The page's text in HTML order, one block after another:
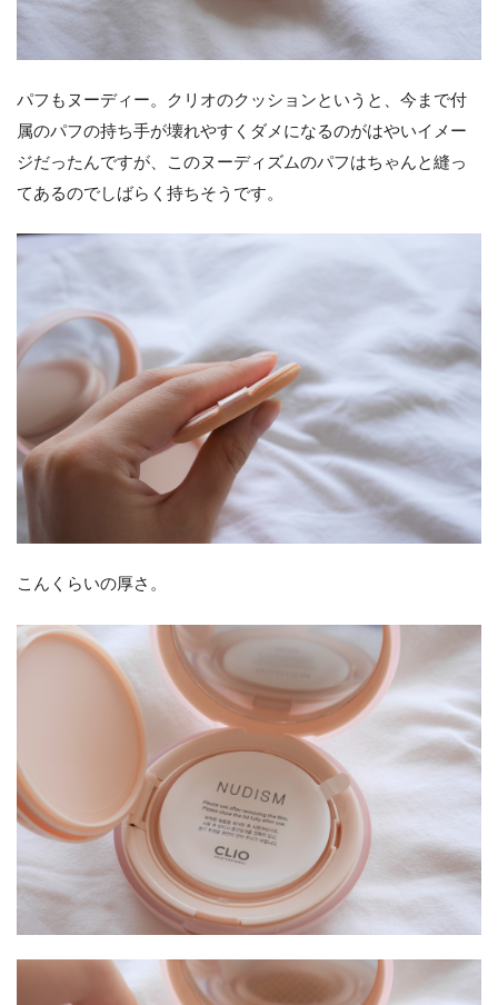
パフもヌーディー。クリオのクッションというと、今まで付
属のパフの持ち手が壊れやすくダメになるのがはやいイメー
ジだったんですが、このヌーディズムのパフはちゃんと縫っ
てあるのでしばらく持ちそうです。
こんくらいの厚さ。